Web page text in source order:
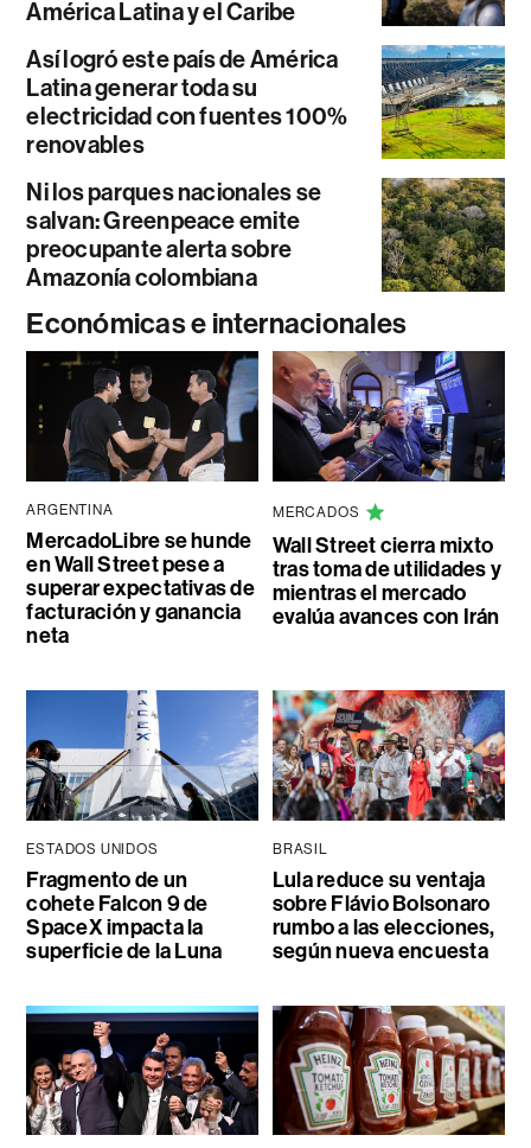
América Latina y el Caribe
Así logró este país de América
Latina generar toda su
electricidad con fuentes 100%
renovables
Ni los parques nacionales se
salvan: Greenpeace emite
preocupante alerta sobre
Amazonía colombiana
Económicas e internacionales
ARGENTINA
MercadoLibre se hunde
en Wall Street pese a
superar expectativas de
facturación y ganancia
neta
MERCADOS
Wall Street cierra mixto
tras toma de utilidades y
mientras el mercado
evalúa avances con Irán
ESTADOS UNIDOS
Fragmento de un
cohete Falcon 9 de
SpaceX impacta la
superficie de la Luna
BRASIL
Lula reduce su ventaja
sobre Flávio Bolsonaro
rumbo a las elecciones,
según nueva encuesta